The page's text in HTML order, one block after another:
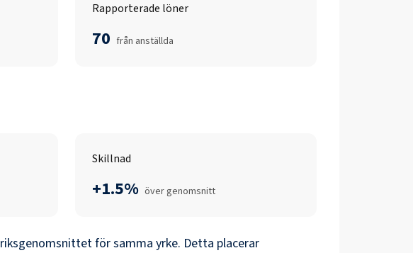
Rapporterade löner
70 från anställda
Skillnad
+1.5% över genomsnitt
riksgenomsnittet för samma yrke. Detta placerar